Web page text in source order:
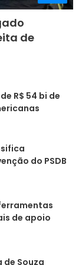
de
R$ 54 bi de
do PSDB
de apoio
de Souza